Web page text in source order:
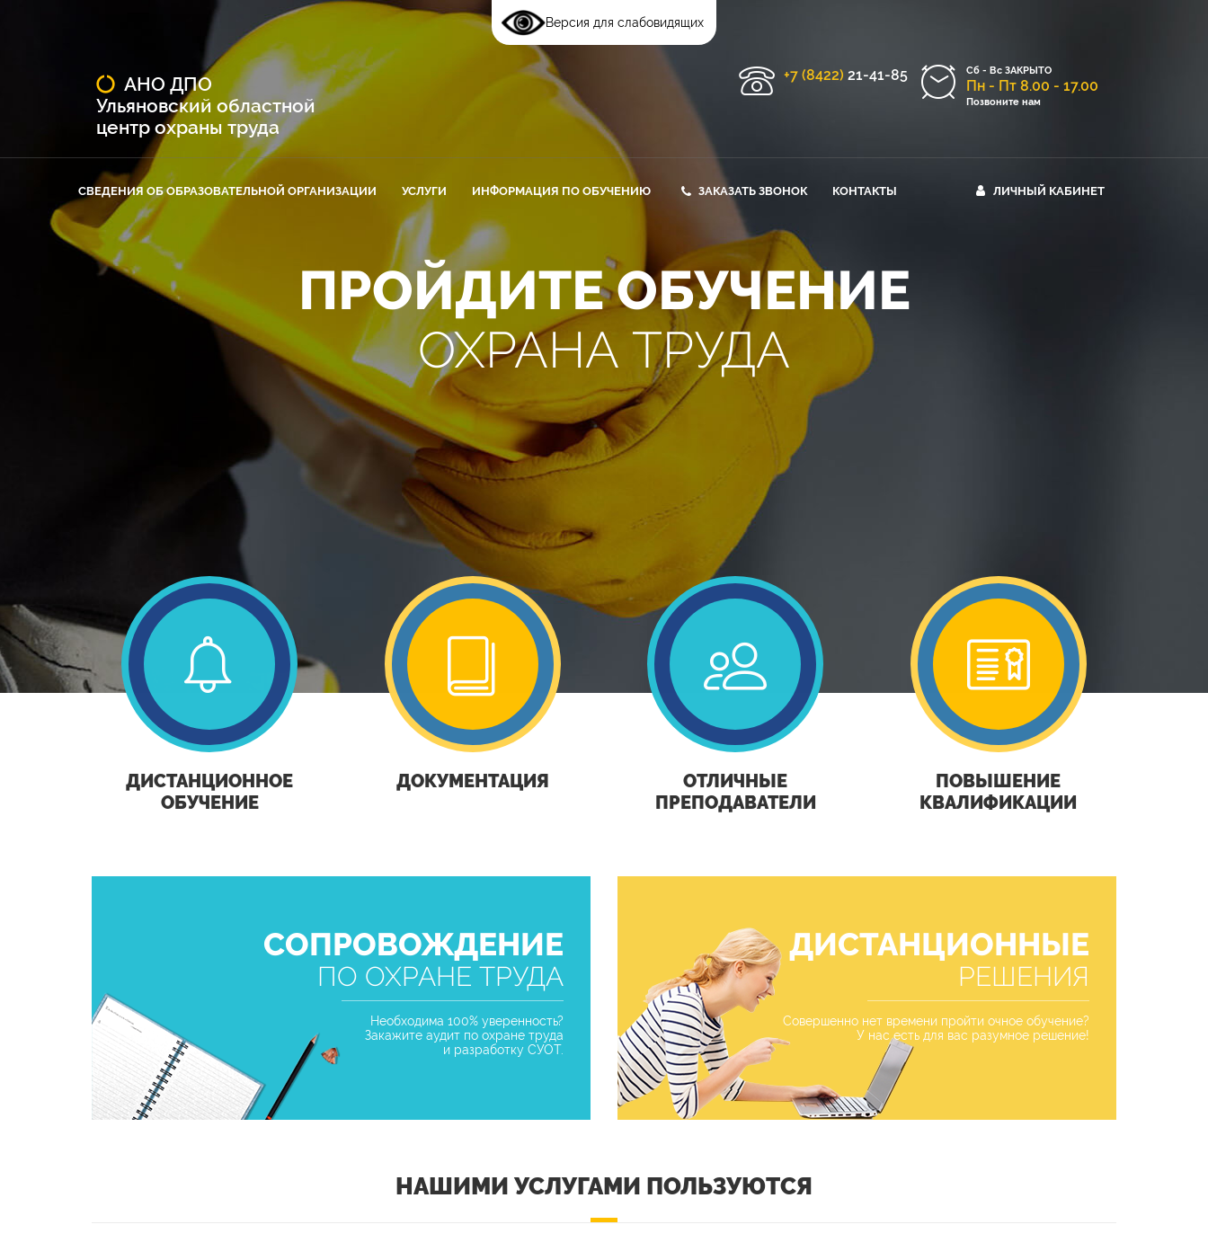
Версия для слабовидящих
АНО ДПО
Ульяновский областной
центр охраны труда
Сб - Вс ЗАКРЫТО
Пн - Пт 8.00 - 17.00
Позвоните нам
+7 (8422) 21-41-85
СВЕДЕНИЯ ОБ ОБРАЗОВАТЕЛЬНОЙ ОРГАНИЗАЦИИ УСЛУГИ ИНФОРМАЦИЯ ПО ОБУЧЕНИЮ ЗАКАЗАТЬ ЗВОНОК КОНТАКТЫ ЛИЧНЫЙ КАБИНЕТ
ПРОЙДИТЕ ОБУЧЕНИЕ
ОХРАНА ТРУДА
ДИСТАНЦИОННОЕ
ОБУЧЕНИЕ
ДОКУМЕНТАЦИЯ
ОТЛИЧНЫЕ
ПРЕПОДАВАТЕЛИ
ПОВЫШЕНИЕ
КВАЛИФИКАЦИИ
СОПРОВОЖДЕНИЕ
ПО ОХРАНЕ ТРУДА
Необходима 100% уверенность?
Закажите аудит по охране труда
и разработку СУОТ.
ДИСТАНЦИОННЫЕ
РЕШЕНИЯ
Совершенно нет времени пройти очное обучение?
У нас есть для вас разумное решение!
НАШИМИ УСЛУГАМИ ПОЛЬЗУЮТСЯ